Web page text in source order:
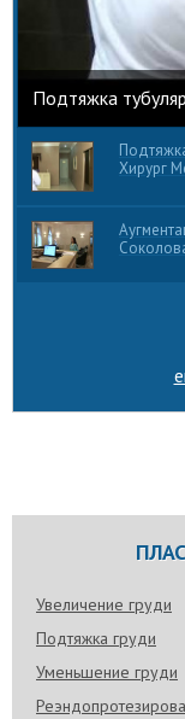
Подтяжка
Хирург
Увеличение груди
Подтяжка груди
Уменьшение груди